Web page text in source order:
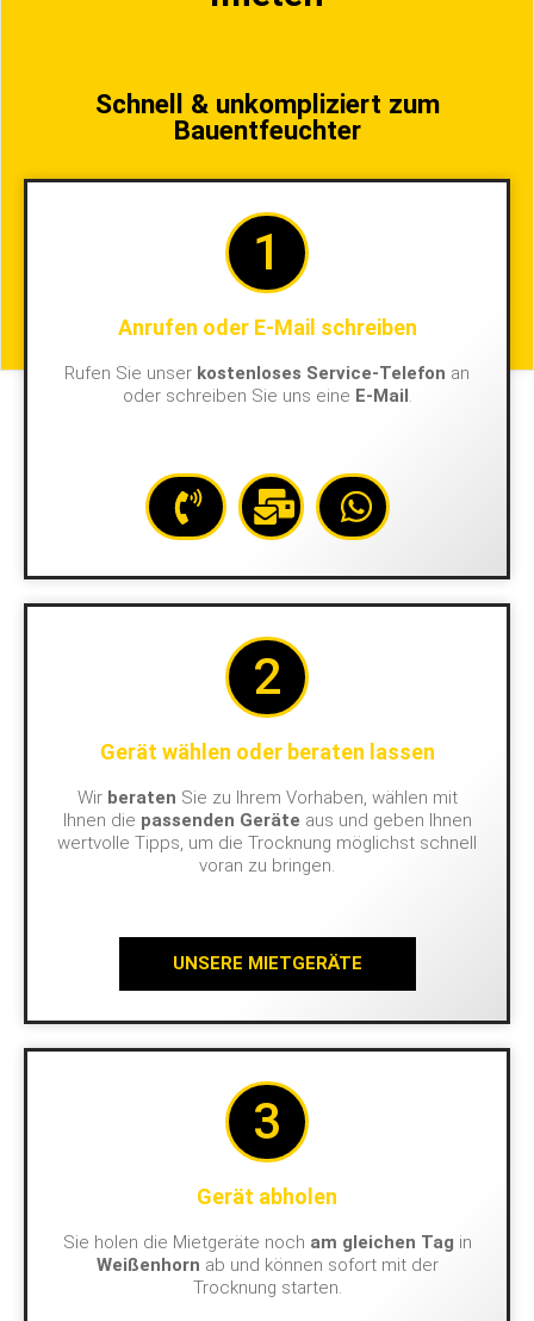
Schnell & unkompliziert zum
Bauentfeuchter
1
Anrufen oder E-Mail schreiben
Rufen Sie unser kostenloses Service-Telefon an
oder schreiben Sie uns eine E-Mail.
2
Gerät wählen oder beraten lassen
Wir beraten Sie zu Ihrem Vorhaben, wählen mit
Ihnen die passenden Geräte aus und geben Ihnen
wertvolle Tipps, um die Trocknung möglichst schnell
voran zu bringen.
UNSERE MIETGERÄTE
3
Gerät abholen
Sie holen die Mietgeräte noch am gleichen Tag in
Weißenhorn ab und können sofort mit der
Trocknung starten.